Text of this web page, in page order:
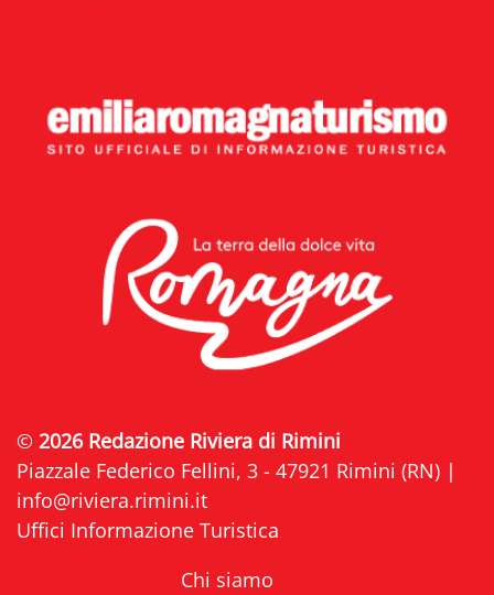
© 2026 Redazione Riviera di Rimini
Piazzale Federico Fellini, 3 - 47921 Rimini (RN) |
info@riviera.rimini.it
Uffici Informazione Turistica
Chi siamo